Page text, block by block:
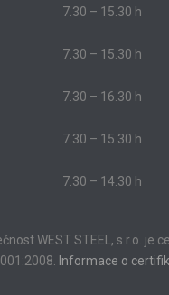
7.30 – 15.30 h
7.30 – 15.30 h
7.30 – 16.30 h
7.30 – 15.30 h
7.30 – 14.30 h
WEST STEEL, s.r.o. je
Informace o